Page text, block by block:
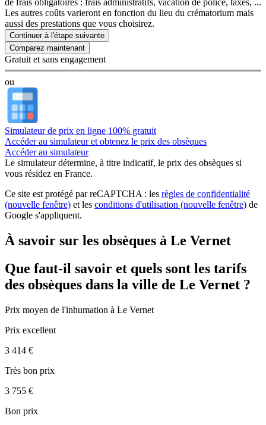
de frais obligatoires : frais administratifs, vacation de police, taxes, ...
Les autres coûts varieront en fonction du lieu du crématorium mais
aussi des prestations que vous choisirez.
Continuer à l'étape suivante
Gratuit et sans engagement
ou
Simulateur de prix en ligne 100% gratuit
Accéder au simulateur et obtenez le prix des obsèques
Accéder au simulateur
Le simulateurdétermine, à titre indicatif, le prix des obsèques si
vous résidez en France.
Ce site est protégé par reCAPTCHA : les règles de confidentialité
(nouvelle fenêtre) et les conditions d'utilisation (nouvelle fenêtre) de
Google s'appliquent.
À savoir sur les obsèques à Le Vernet
Que faut-il savoir et quels sont les tarifs
des obsèques dans la ville de Le Vernet ?
Prix moyen de l'inhumation à Le Vernet
Prix excellent
3 414 €
Très bon prix
3 755 €
Bon prix